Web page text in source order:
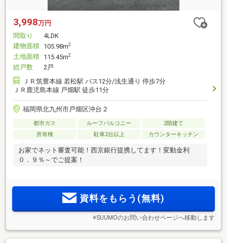
3,998万円
間取り
4LDK
建物面積 105.98m2
土地面積 115.45m2
総戸数
2戸
ＪＲ筑豊本線 若松駅 バス12分/浅生通り 停歩7分
ＪＲ鹿児島本線 戸畑駅 徒歩11分
福岡県北九州市戸畑区沖台２
都市ガス ルーフバルコニー
2階建て
所有権
駐車2台以上 カウンターキッチン
お家でネット審査可能！西京銀行提携してます！変動金利
０．９％～でご提案！
資料をもらう(無料)
※SUUMOのお問い合わせページへ移動します